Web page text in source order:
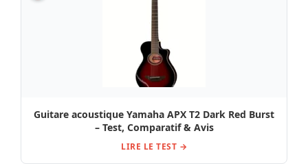
Guitare acoustique Yamaha APX T2 Dark Red Burst
– Test, Comparatif & Avis
LIRE LE TEST →